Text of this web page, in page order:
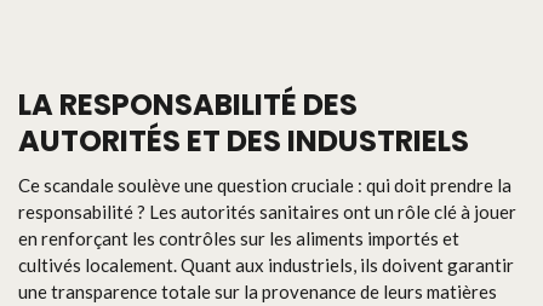
LA RESPONSABILITÉ DES
AUTORITÉS ET DES INDUSTRIELS
Ce scandale soulève une question cruciale : qui doit prendre la
responsabilité ? Les autorités sanitaires ont un rôle clé à jouer
en renforçant les contrôles sur les aliments importés et
cultivés localement. Quant aux industriels, ils doivent garantir
une transparence totale sur la provenance de leurs matières